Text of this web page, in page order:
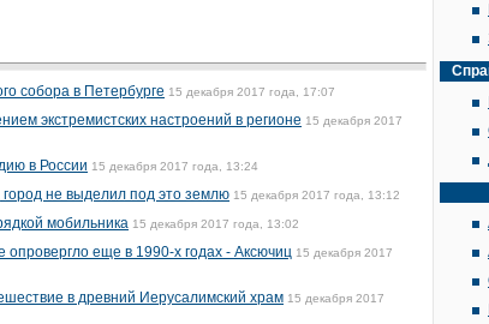
собора в Петербурге 15 декабря 2017 года, 17:07
экстремистских настроений в регионе 15 декабря 2017
в России 15 декабря 2017 года, 13:24
не выделил под это землю 15 декабря 2017 года, 13:12
мобильника 15 декабря 2017 года, 13:02
опровергло еще в 1990-х годах - Аксючиц 15 декабря 2017
в древний Иерусалимский храм 15 декабря 2017